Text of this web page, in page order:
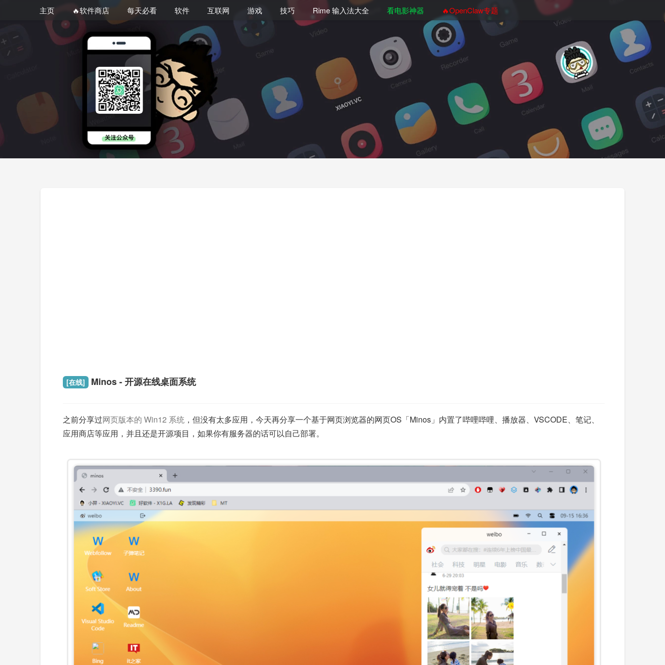
主页 🔥软件商店 每天必看 软件 互联网 游戏 技巧 Rime 输入法大全 看电影神器 🔥OpenClaw专题
[在线] Minos - 开源在线桌面系统
之前分享过网页版本的 Win12 系统 ，但没有太多应用，今天再分享一个基于网页浏览器的网页OS「Minos」内置了哔哩哔哩、播放器、VSCODE、笔记、
应用商店等应用，并且还是开源项目，如果你有服务器的话可以自己部署。